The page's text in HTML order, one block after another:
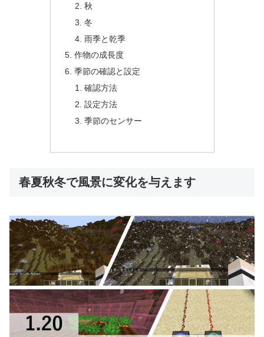
秋
冬
雨季と乾季
作物の成長度
季節の確認と設定
確認方法
設定方法
季節のセンサー
春夏秋冬で風景に変化を与えます